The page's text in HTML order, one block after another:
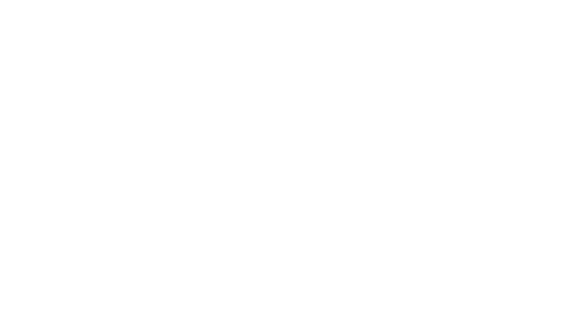
bếp. Máy hút mùi Taka có kiểu dáng đa dạng như máy hút